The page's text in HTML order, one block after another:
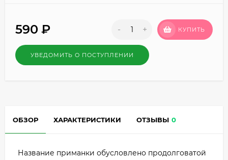
590 ₽ - + КУПИТЬ
УВЕДОМИТЬ О ПОСТУПЛЕНИИ
ОБЗОР ХАРАКТЕРИСТИКИ ОТЗЫВЫ 0
Название приманки обусловлено продолговатой